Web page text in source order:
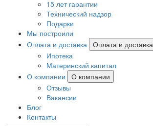
15 лет гарантии
Технический надзор
Подарки
Мы построили
Оплата и доставка
Оплата и доставка
Ипотека
Материнский капитал
О компании
О компании
Отзывы
Вакансии
Блог
Контакты